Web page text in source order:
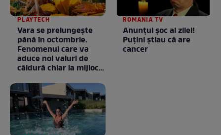
PLAYTECH
Vara se prelungeşte
până în octombrie.
Fenomenul care va
aduce noi valuri de
căldură chiar la mijlocul
ROMANIA TV
Anunţul şoc al zilei!
Puţini ştiau că are
cancer